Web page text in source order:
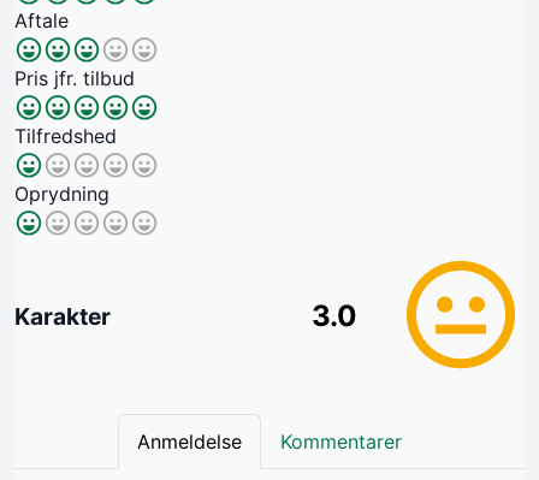
Aftale
Pris jfr. tilbud
Tilfredshed
Oprydning
Karakter 3.0
Anmeldelse Kommentarer